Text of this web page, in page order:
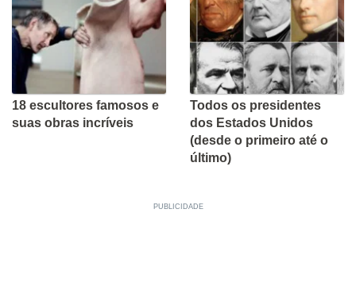
18 escultores famosos e
suas obras incríveis
Todos os presidentes
dos Estados Unidos
(desde o primeiro até o
último)